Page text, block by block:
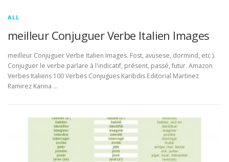
ALL
meilleur Conjuguer Verbe Italien Images
meilleur Conjuguer Verbe Italien Images. Fost, avusese, dormind, etc ).
Conjuguer le verbe parlare à l'indicatif, présent, passé, futur. Amazon
Verbes Italiens 100 Verbes Conjugues Karibdis Editorial Martinez
Ramirez Karina …